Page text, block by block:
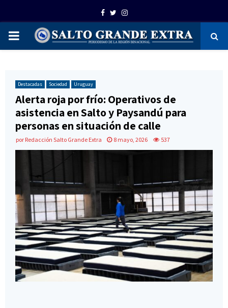
Facebook
TwitterInstagram
PRIMARY
Destacadas Sociedad Uruguay
Alerta roja por frío: Operativos de
asistencia en Salto y Paysandú para
personas en situación de calle
por Redacción Salto Grande Extra 8 mayo, 2026 537